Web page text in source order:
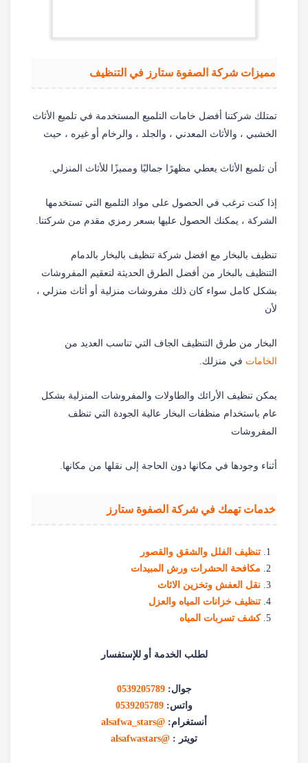
مميزات شركة الصفوة ستارز في التنظيف
تمتلك شركتنا أفضل خامات التلميع المستخدمة في تلميع الأثاث
الخشبي ، والأثاث المعدني ، والجلد ، والرخام أو غيره ، حيث
أن تلميع الأثاث يعطي مظهرًا جماليًا ومميزًا للأثاث المنزلي.
إذا كنت ترغب في الحصول على مواد التلميع التي تستخدمها
الشركة ، يمكنك الحصول عليها بسعر رمزي مقدم من شركتنا.
تنظيف بالبخار مع افضل شركة تنظيف بالبخار بالدمام
التنظيف بالبخار من أفضل الطرق الحديثة لتعقيم المفروشات
بشكل كامل سواء كان ذلك مفروشات منزلية أو أثاث منزلي ،
لأن
البخار من طرق التنظيف الجاف التي تناسب العديد من
الخامات في منزلك.
يمكن تنظيف الأرائك والطاولات والمفروشات المنزلية بشكل
عام باستخدام منظفات البخار عالية الجودة التي تنظف
المفروشات
أثناء وجودها في مكانها دون الحاجة إلى نقلها من مكانها.
خدمات تهمك في شركة الصفوة ستارز
تنظيف الفلل والشقق والقصور
مكافحة الحشرات ورش المبيدات
نقل العفش وتخزين الاثاث
تنظيف خزانات المياه والعزل
كشف تسربات المياه
لطلب الخدمة أو للإستفسار
جوال:0539205789
واتس: 0539205789
أنستغرام: @alsafwa_stars
تويتر : @alsafwastars